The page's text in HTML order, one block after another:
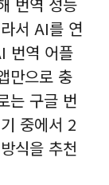
서 AI를 연
번역 어플
만으로 충
는 구글 번
중에서 2
식을 추천